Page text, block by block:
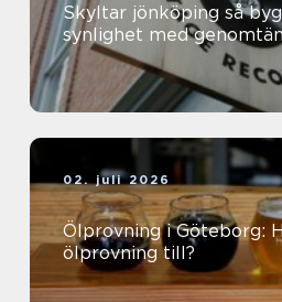
Skyltar jönköping så bygger företag
synlighet med
02. juli 2026
Ölprovning i Göteborg:
ölprovning till?